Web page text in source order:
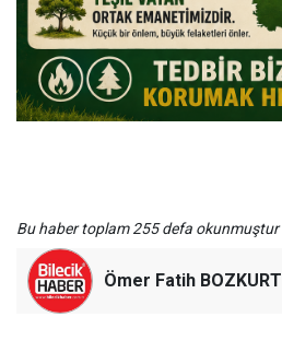
Bu haber toplam 255 defa okunmuştur
Ömer Fatih BOZKURT